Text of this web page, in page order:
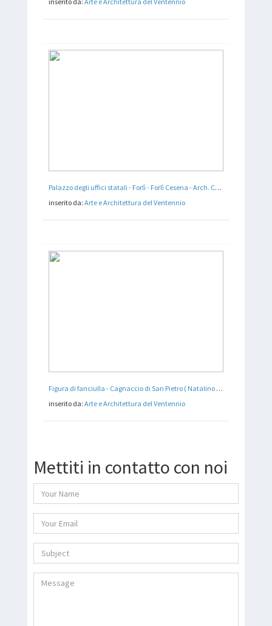
Palazzo degli uffici statali - Forlì - Forlì Cesena - Arch. Cesare Bazzani - 1935 - 36
inserito da: Arte e Architettura del Ventennio
Figura di fanciulla - Cagnaccio di San Pietro ( Natalino Bentivoglio Scarpa ) 1927
inserito da: Arte e Architettura del Ventennio
Mettiti in contatto con noi